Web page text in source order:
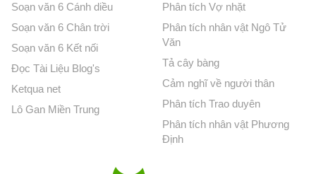
Soạn văn 6 Cánh diều
Soạn văn 6 Chân trời
Soạn văn 6 Kết nối
Đọc Tài Liệu Blog's
Ketqua net
Lô Gan Miền Trung
Phân tích Vợ nhặt
Phân tích nhân vật Ngô Tử
Văn
Tả cây bàng
Cảm nghĩ về người thân
Phân tích Trao duyên
Phân tích nhân vật Phương
Định